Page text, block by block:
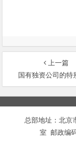
上一篇
国有独资公司的特
文
章
总部地址：北京
室 邮政编